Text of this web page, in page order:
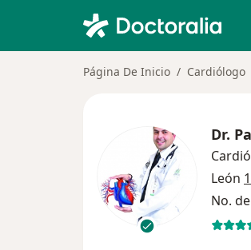
Página De Inicio Cardiólogo
Dr.
León
No.